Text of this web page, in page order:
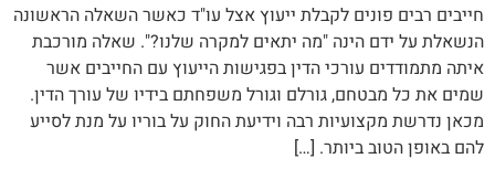
חייבים רבים פונים לקבלת ייעוץ אצל עו"ד כאשר השאלה הראשונה
הנשאלת על ידם הינה "מה יתאים למקרה שלנו?". שאלה מורכבת
איתה מתמודדים עורכי הדין בפגישות הייעוץ עם החייבים אשר
שמים את כל מבטחם, גורלם וגורל משפחתם בידיו של עורך הדין.
מכאן נדרשת מקצועיות רבה וידיעת החוק על בוריו על מנת לסייע
להם באופן הטוב ביותר. […]